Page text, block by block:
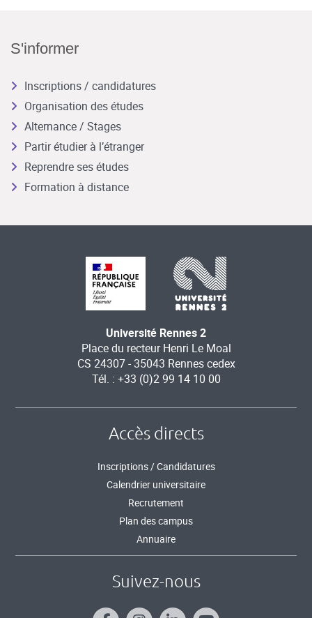
S'informer
Inscriptions / candidatures
Organisation des études
Alternance / Stages
Partir étudier à l’étranger
Reprendre ses études
Formation à distance
Université Rennes 2
Place du recteur Henri Le Moal
CS 24307 - 35043 Rennes cedex
Tél. : +33 (0)2 99 14 10 00
Accès directs
Inscriptions / Candidatures
Calendrier universitaire
Recrutement
Plan des campus
Annuaire
Suivez-nous